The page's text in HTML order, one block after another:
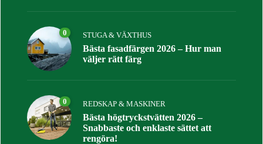
0 STUGA & VÄXTHUS
Bästa fasadfärgen 2026 – Hur man
väljer rätt färg
0 REDSKAP & MASKINER
Bästa högtryckstvätten 2026 –
Snabbaste och enklaste sättet att
rengöra!